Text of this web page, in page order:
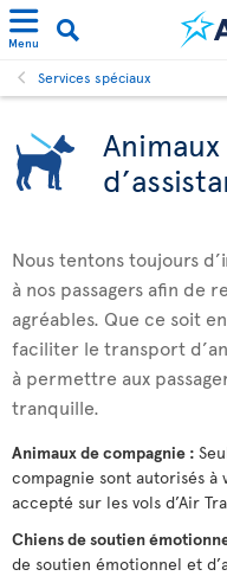
Menu
Services spéciaux
Nous tentons toujours
à nos passagers afin de
agréables. Que ce soit
faciliter le transport
à permettre aux
tranquille.
Animaux de compagnie :
compagnie sont autorisés à
accepté sur les vols d’Air
Chiens de soutien
de soutien émotionnel et